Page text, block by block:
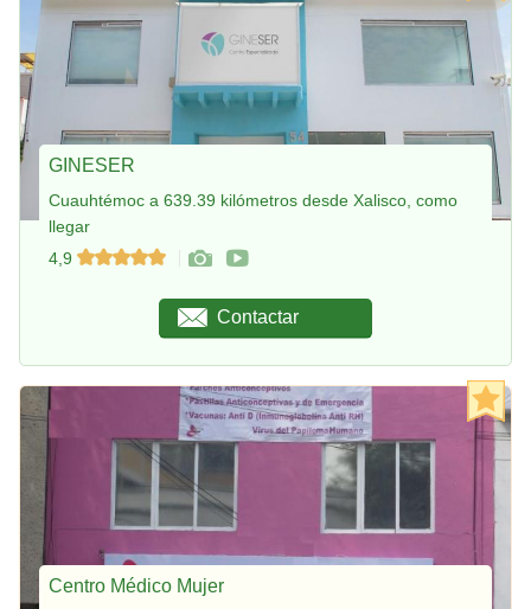
GINESER
Cuauhtémoc a 639.39 kilómetros desde Xalisco, como
llegar
4,9
Contactar
Centro Médico Mujer